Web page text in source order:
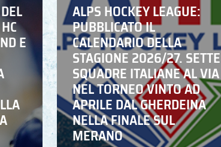
E
ALPS HOCKEY LEAGUE:
PUBBLICATO IL
CALENDARIO DELLA
STAGIONE 2026/27. SETTE
SQUADRE ITALIANE AL VIA
NEL TORNEO VINTO AD
APRILE DAL GHERDEINA
NELLA FINALE SUL
MERANO